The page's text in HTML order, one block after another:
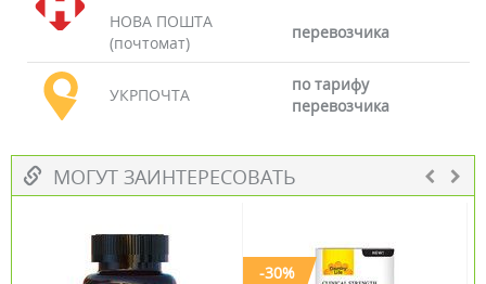
НОВА ПОШТА
(почтомат)
перевозчика
УКРПОЧТА
по тарифу
перевозчика
МОГУТ ЗАИНТЕРЕСОВАТЬ
-30%